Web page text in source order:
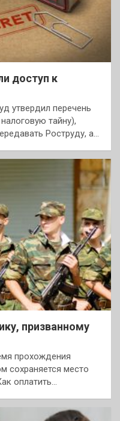
доступ к
утвердил перечень
тайну),
Роструду, а…
призванному
прохождения
сохраняется место
оплатить…